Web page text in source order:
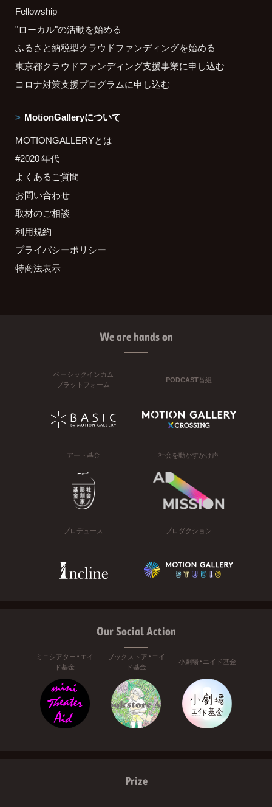
Fellowship
"ローカル"の活動を始める
ふるさと納税型クラウドファンディングを始める
東京都クラウドファンディング支援事業に申し込む
コロナ対策支援プログラムに申し込む
MotionGalleryについて
MOTIONGALLERYとは
#2020 年代
よくあるご質問
お問い合わせ
取材のご相談
利用規約
プライバシーポリシー
特商法表示
We are hands on
ベーシックインカム
プラットフォーム
PODCAST番組
アート基金 社会を動かすかけ声
プロデュース プロダクション
Our Social Action
ミニシアター・エイ
ド基金
ブックストア・エイ
ド基金
小劇場・エイド基金
Prize